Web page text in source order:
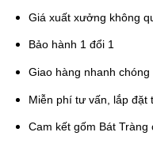
Giá xuất xưởng không
Bảo hành 1 đổi 1
Giao hàng nhanh chóng
Miễn phí tư vấn, lắp đặt
Cam kết gốm Bát Tràng